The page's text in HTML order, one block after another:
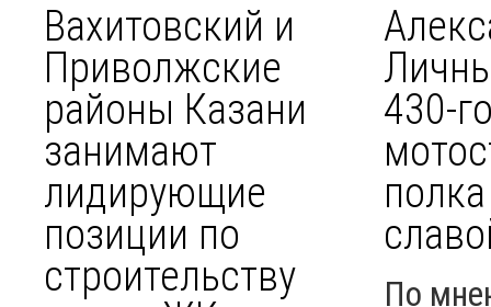
Вахитовский и
Приволжские
районы Казани
занимают
лидирующие
позиции по
строительству
430-
По